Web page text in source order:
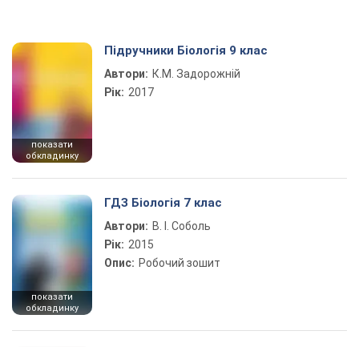
показати
обкладинку
Підручники Біологія 9 клас
Автори: К.М. Задорожній
Рік: 2017
показати
обкладинку
ГДЗ Біологія 7 клас
Автори: В. І. Соболь
Рік: 2015
Опис: Робочий зошит